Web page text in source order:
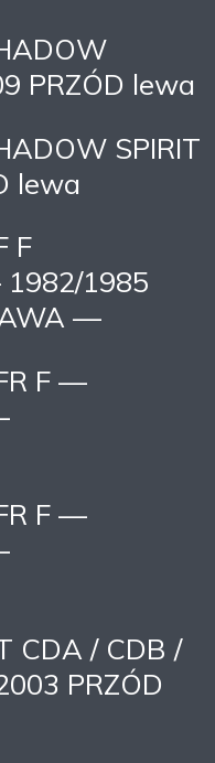
PRZÓD lewa
SPIRIT
lewa
F
1982/1985
—
F —
F —
/ CDB /
PRZÓD